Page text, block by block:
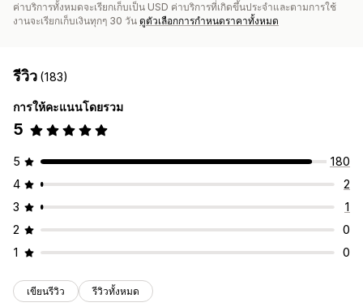
ค่าบริการทั้งหมดจะเรียกเก็บเป็น USD ค่าบริการที่เกิดขึ้นประจำและตามการใช้
งานจะเรียกเก็บเงินทุกๆ 30 วัน ดูตัวเลือกการกำหนดราคาทั้งหมด
รีวิว (183)
การให้คะแนนโดยรวม
5
5
180
4
2
3
1
2
0
1
0
เขียนรีวิว รีวิวทั้งหมด